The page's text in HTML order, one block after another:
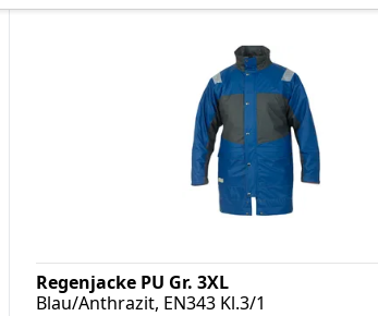
Regenjacke PU Gr. 3XL
Blau/Anthrazit, EN343 Kl.3/1